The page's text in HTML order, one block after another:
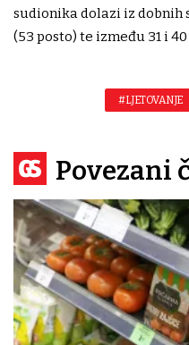
sudionika dolazi iz dobnih
(53 posto) te između 31 i
#LJETOVANJE
Povezani